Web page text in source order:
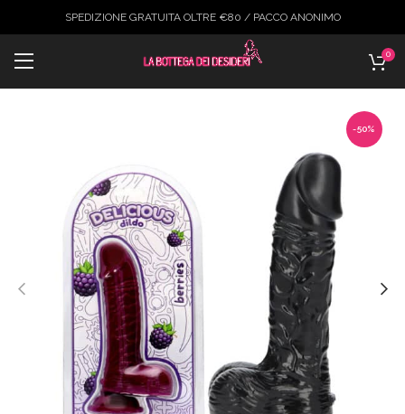
SPEDIZIONE GRATUITA OLTRE €80 / PACCO ANONIMO
0
-50%